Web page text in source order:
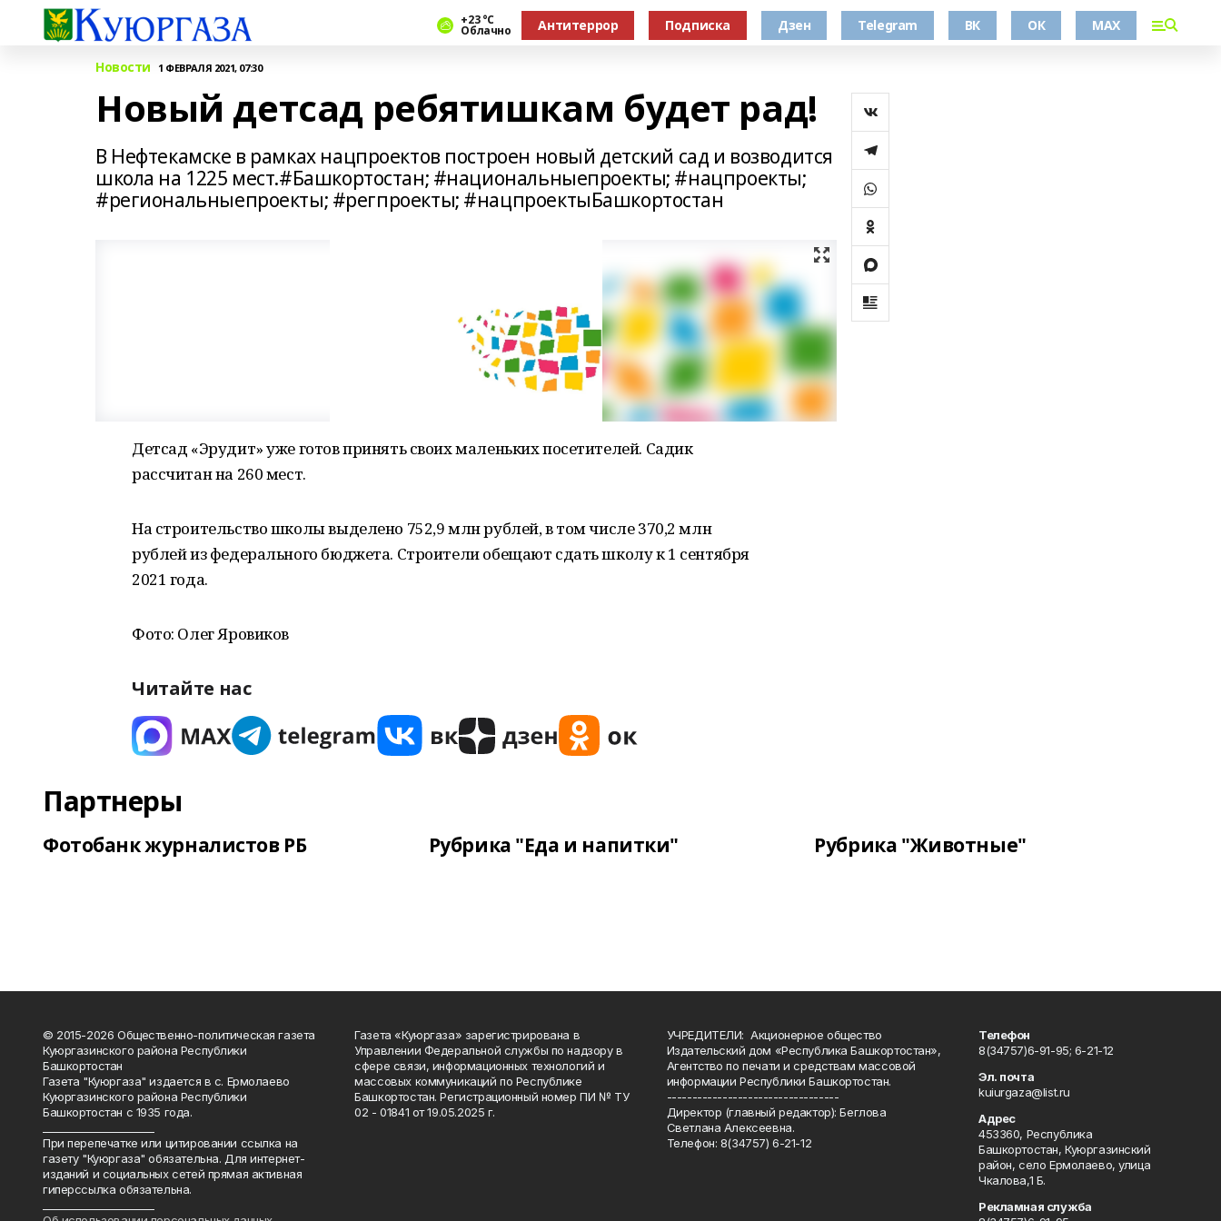
+23 °С
Облачно Антитеррор Подписка Дзен Telegram ВК ОК MAX
Новости 1 ФЕВРАЛЯ 2021, 07:30
Новый детсад ребятишкам будет рад!
В Нефтекамске в рамках нацпроектов построен новый детский сад и возводится
школа на 1225 мест.#Башкортостан; #национальныепроекты; #нацпроекты;
#региональныепроекты; #регпроекты; #нацпроектыБашкортостан
Детсад «Эрудит» уже готов принять своих маленьких посетителей. Садик
рассчитан на 260 мест.
На строительство школы выделено 752,9 млн рублей, в том числе 370,2 млн
рублей из федерального бюджета. Строители обещают сдать школу к 1 сентября
2021 года.
Фото: Олег Яровиков
Читайте нас
Партнеры
Фотобанк журналистов РБ Рубрика "Еда и напитки" Рубрика "Животные"
© 2015-2026 Общественно-политическая газета
Куюргазинского района Республики
Башкортостан
Газета "Куюргаза" издается в с. Ермолаево
Куюргазинского района Республики
Башкортостан с 1935 года.
При перепечатке или цитировании ссылка на
газету "Куюргаза" обязательна. Для интернет-
изданий и социальных сетей прямая активная
гиперссылка обязательна.
Газета «Куюргаза» зарегистрирована в
Управлении Федеральной службы по надзору в
сфере связи, информационных технологий и
массовых коммуникаций по Республике
Башкортостан. Регистрационный номер ПИ № ТУ
02 - 01841 от 19.05.2025 г.
УЧРЕДИТЕЛИ: Акционерное общество
Издательский дом «Республика Башкортостан»,
Агентство по печати и средствам массовой
информации Республики Башкортостан.
----------------------------------
Директор (главный редактор): Беглова
Светлана Алексеевна.
Телефон: 8(34757) 6-21-12
Телефон
8(34757)6-91-95; 6-21-12
Эл. почта
kuiurgaza@list.ru
Адрес
453360, Республика
Башкортостан, Куюргазинский
район, село Ермолаево, улица
Чкалова,1 Б.
Рекламная служба